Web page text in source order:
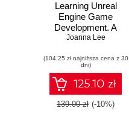
Learning Unreal
Engine Game
Development. A
step-by-step guide
for developing
fantastic games
with Unreal Engine
4
Joanna Lee
(104,25 zł najniższa cena z 30
dni)
125.10 zł
139.00 zł (-10%)